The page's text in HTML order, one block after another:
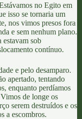
no Egito em
isso se tornaria um
nos vimos presos fora
e sem nenhum plano.
estavam sob
contínuo.
e pelo desamparo.
apertado, tentando
enquanto perdíamos
de longe os
serem destruídos e os
a escombros.